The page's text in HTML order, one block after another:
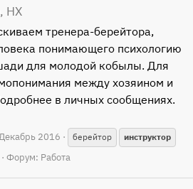
НХ
тренера-берейтора,
понимающего психологию
для молодой кобылы. Для
между хозяином и
в личных сообщениях.
2016 берейтор
инструктор
Форум: Работа